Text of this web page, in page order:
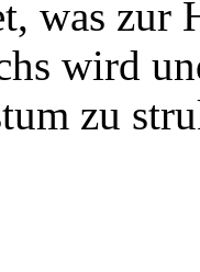
was zur
wird
zu